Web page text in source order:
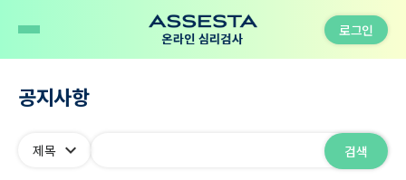
로그인
공지사항
expand_more 검색